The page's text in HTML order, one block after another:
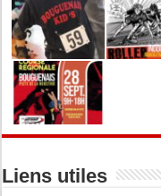
Liens utiles